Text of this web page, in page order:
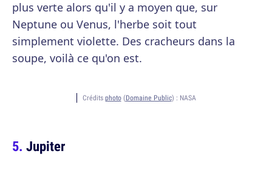
plus verte alors qu'il y a moyen que, sur
Neptune ou Venus, l'herbe soit tout
simplement violette. Des cracheurs dans la
soupe, voilà ce qu'on est.
Crédits photo(Domaine Public) : NASA
Jupiter